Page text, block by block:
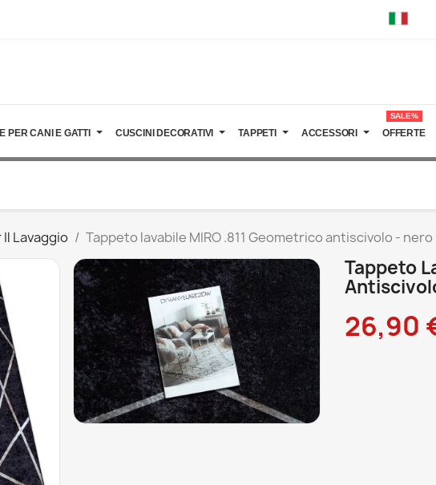
PER CANI E GATTI CUSCINI DECORATIVI TAPPETI ACCESSORI OFFERTE
SALE%
Lavaggio Tappeto lavabile MIRO .811 Geometrico antiscivolo - nero
Tappeto
26,90